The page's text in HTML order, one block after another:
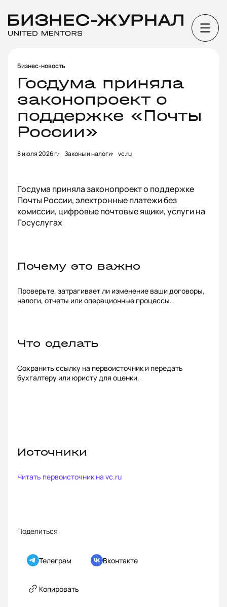
Бизнес-новость
Госдума приняла
законопроект о
поддержке «Почты
России»
8 июля 2026 г. Законы и налоги vc.ru
Госдума приняла законопроект о поддержке
Почты России, электронные платежи без
комиссии, цифровые почтовые ящики, услуги на
Госуслугах
Почему это важно
Проверьте, затрагивает ли изменение ваши договоры,
налоги, отчеты или операционные процессы.
Что сделать
Сохранить ссылку на первоисточник и передать
бухгалтеру или юристу для оценки.
Источники
Читать первоисточник на vc.ru
Поделиться
Телеграм Вконтакте
Копировать